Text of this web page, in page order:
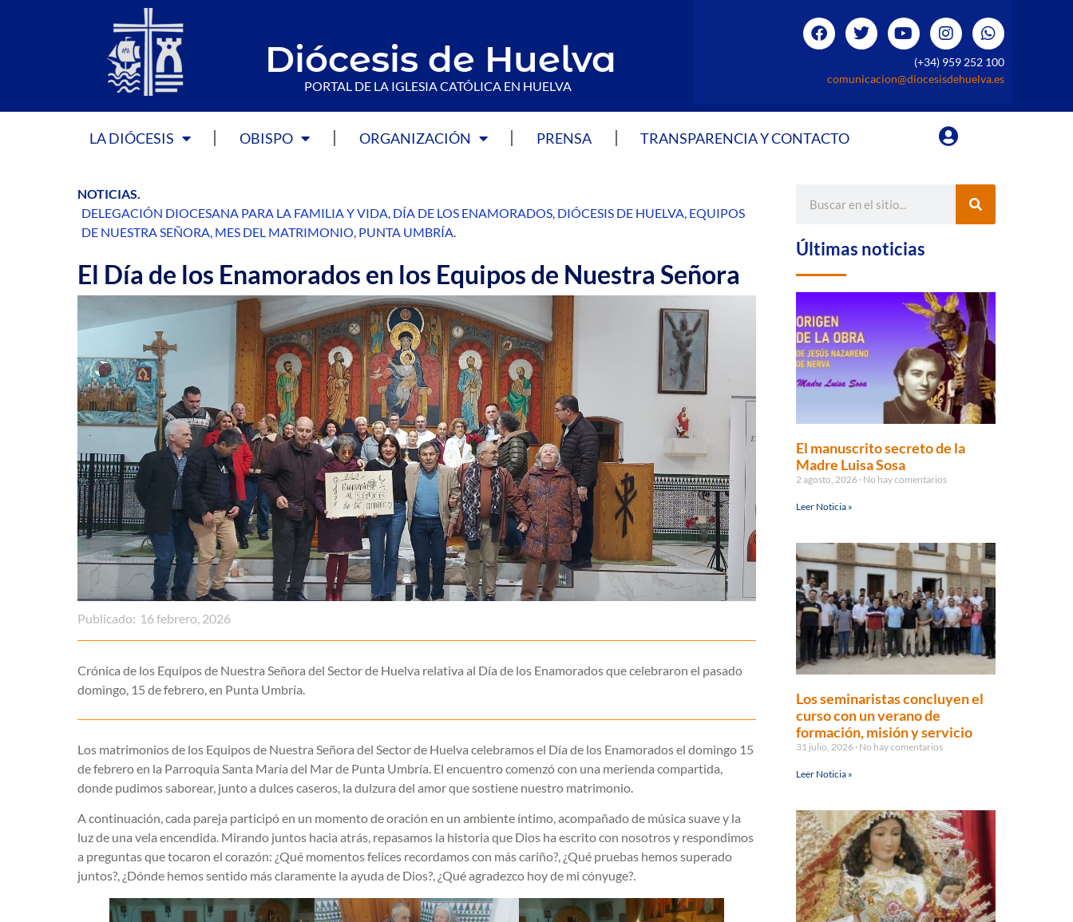
Diócesis de Huelva
PORTAL DE LA IGLESIA CATÓLICA EN HUELVA
(+34) 959 252 100
comunicacion@diocesisdehuelva.es
LA DIÓCESIS OBISPO ORGANIZACIÓN PRENSA TRANSPARENCIA Y CONTACTO
NOTICIAS.
DELEGACIÓN DIOCESANA PARA LA FAMILIA Y VIDA, DÍA DE LOS ENAMORADOS, DIÓCESIS DE HUELVA, EQUIPOS
DE NUESTRA SEÑORA, MES DEL MATRIMONIO, PUNTA UMBRÍA.
El Día de los Enamorados en los Equipos de Nuestra Señora
Publicado: 16 febrero, 2026
Crónica de los Equipos de Nuestra Señora del Sector de Huelva relativa al Día de los Enamorados que celebraron el pasado
domingo, 15 de febrero, en Punta Umbría.
Los matrimonios de los Equipos de Nuestra Señora del Sector de Huelva celebramos el Día de los Enamorados el domingo 15
de febrero en la Parroquia Santa María del Mar de Punta Umbría. El encuentro comenzó con una merienda compartida,
donde pudimos saborear, junto a dulces caseros, la dulzura del amor que sostiene nuestro matrimonio.
A continuación, cada pareja participó en un momento de oración en un ambiente íntimo, acompañado de música suave y la
luz de una vela encendida. Mirando juntos hacia atrás, repasamos la historia que Dios ha escrito con nosotros y respondimos
a preguntas que tocaron el corazón: ¿Qué momentos felices recordamos con más cariño?, ¿Qué pruebas hemos superado
juntos?, ¿Dónde hemos sentido más claramente la ayuda de Dios?, ¿Qué agradezco hoy de mi cónyuge?.
Últimas noticias
El manuscrito secreto de la
Madre Luisa Sosa
2 agosto, 2026 No hay comentarios
Leer Noticia »
Los seminaristas concluyen el
curso con un verano de
formación, misión y servicio
31 julio, 2026 No hay comentarios
Leer Noticia »